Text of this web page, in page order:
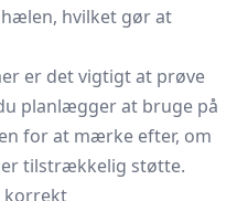
hvilket gør at
er det vigtigt at prøve
planlægger at bruge på
for at mærke efter, om
tilstrækkelig støtte.
korrekt